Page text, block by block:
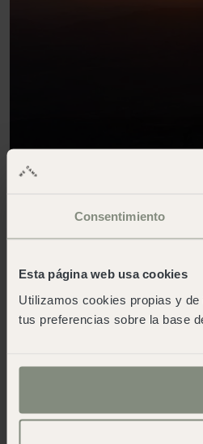
Consentimiento
Esta página web usa cookies
Utilizamos cookies propias y
tus preferencias sobre la base
Cala Montgó
para desfrutar das
Costa Brava.
Baixe o app